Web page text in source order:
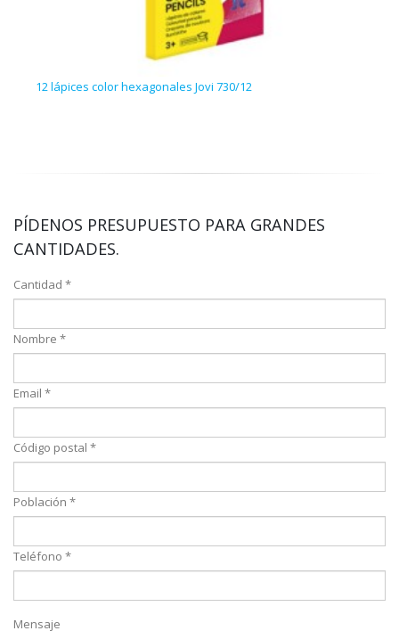
12 lápices color hexagonales Jovi 730/12
PÍDENOS PRESUPUESTO PARA GRANDES
CANTIDADES.
Cantidad *
Nombre *
Email *
Código postal *
Población *
Teléfono *
Mensaje